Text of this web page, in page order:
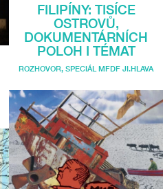
FILIPÍNY: TISÍCE
OSTROVŮ,
DOKUMENTÁRNÍCH
POLOH I TÉMAT
ROZHOVOR, SPECIÁL MFDF JI.HLAVA